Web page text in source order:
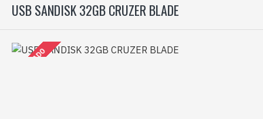
USB SANDISK 32GB CRUZER BLADE
AGOTADO